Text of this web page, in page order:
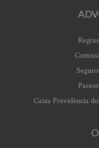
Caixa Previdência